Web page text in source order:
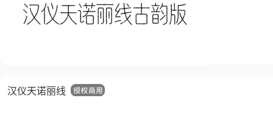
汉仪天诺丽线